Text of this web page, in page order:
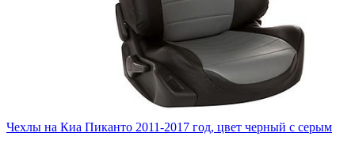
Чехлы на Киа Пиканто 2011-2017 год, цвет черный с серым